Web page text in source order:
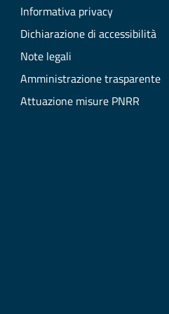
Informativa privacy
Dichiarazione di accessibilità
Note legali
Amministrazione trasparente
Attuazione misure PNRR